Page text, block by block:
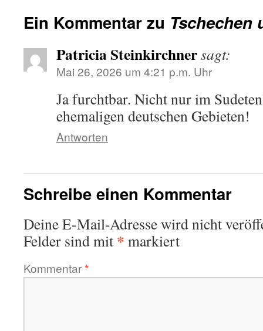
Ein Kommentar zu
Patricia Steinkirchnersagt:
Mai 26, 2026 um 4:21 p.m. Uhr
Ja furchtbar. Nicht nur im
ehemaligen deutschen Gebieten!
Antworten
Schreibe einen Kommentar
Deine E-Mail-Adresse wird nicht
Felder sind mit * markiert
Kommentar*